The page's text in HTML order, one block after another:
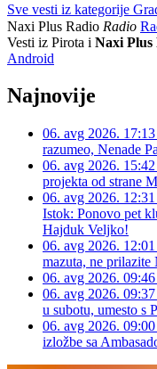
Sve vesti iz kategorije
Naxi Plus Radio Radio
Vesti iz Pirota i Naxi Plus
Android
Najnovije
06. avg 2026. 17:13
razumeo, Nenade
06. avg 2026. 15:42
projekta od strane
06. avg 2026. 12:31
Istok: Ponovo pet
Hajduk Veljko!
06. avg 2026. 12:01
mazuta, ne prilazite
06. avg 2026. 09:46
06. avg 2026. 09:37
u subotu, umesto s
06. avg 2026. 09:00
izložbe sa